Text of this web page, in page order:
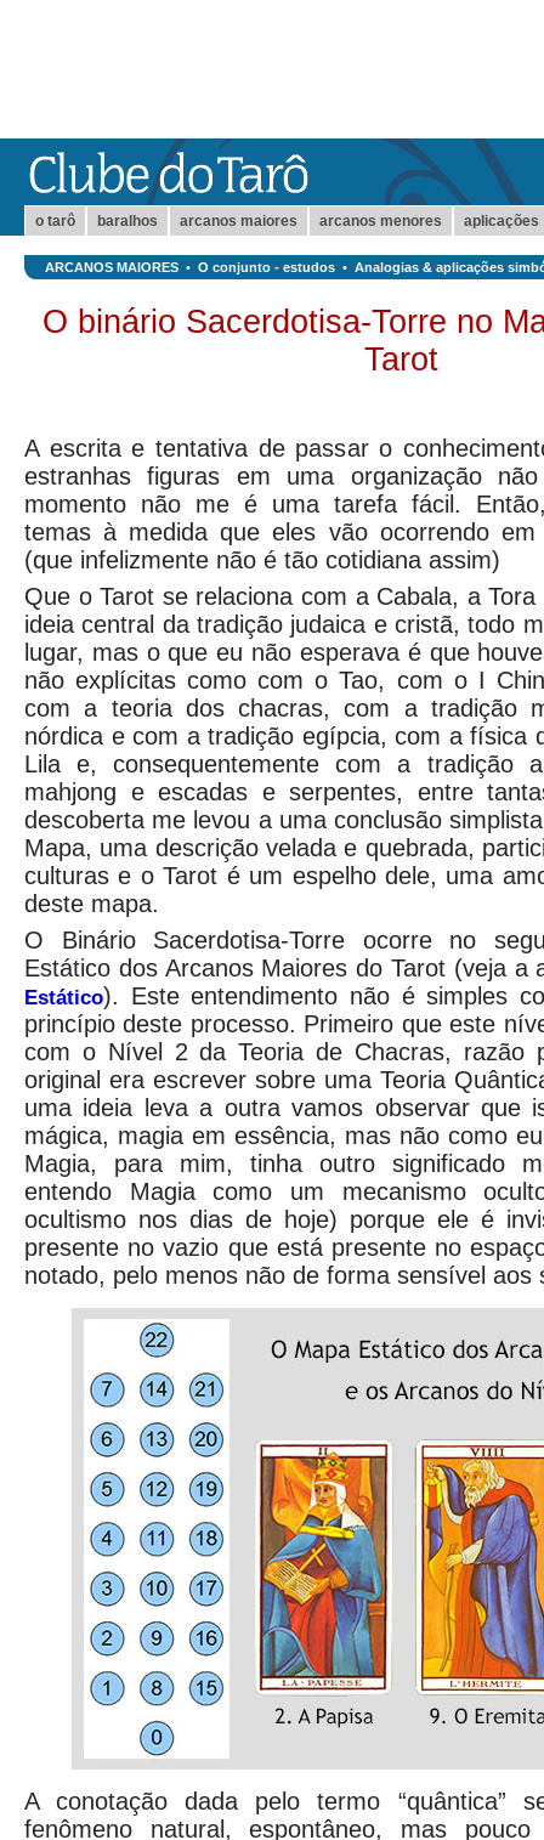
o tarô baralhos arcanos maiores arcanos menores aplicações
ARCANOS MAIORES • O conjunto - estudos • Analogias & aplicações
O binário Sacerdotisa-Torre no
Tarot
A escrita e tentativa de passar o
estranhas figuras em uma organização
momento não me é uma tarefa fácil.
temas à medida que eles vão ocorrendo em
(que infelizmente não é tão cotidiana assim)
Que o Tarot se relaciona com a Cabala, a
ideia central da tradição judaica e cristã, todo
lugar, mas o que eu não esperava é que
não explícitas como com o Tao, com o I
com a teoria dos chacras, com a tradição
nórdica e com a tradição egípcia, com a física
Lila e, consequentemente com a tradição
mahjong e escadas e serpentes, entre
descoberta me levou a uma conclusão
Mapa, uma descrição velada e quebrada,
culturas e o Tarot é um espelho dele, uma
deste mapa.
O Binário Sacerdotisa-Torre ocorre no
Estático dos Arcanos Maiores do Tarot (veja a
Estático). Este entendimento não é simples
princípio deste processo. Primeiro que este
com o Nível 2 da Teoria de Chacras, razão
original era escrever sobre uma Teoria
uma ideia leva a outra vamos observar que
mágica, magia em essência, mas não como
Magia, para mim, tinha outro significado
entendo Magia como um mecanismo
ocultismo nos dias de hoje) porque ele é
presente no vazio que está presente no
notado, pelo menos não de forma sensível aos
A conotação dada pelo termo “quântica”
fenômeno natural, espontâneo, mas